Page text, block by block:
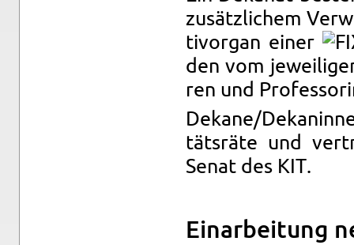
zu­sätz­li­chem
tiv­or­gan einer
den vom
ren und
De­ka­ne/
täts­rä­te und
Senat des KIT.
Ein­ar­bei­tung